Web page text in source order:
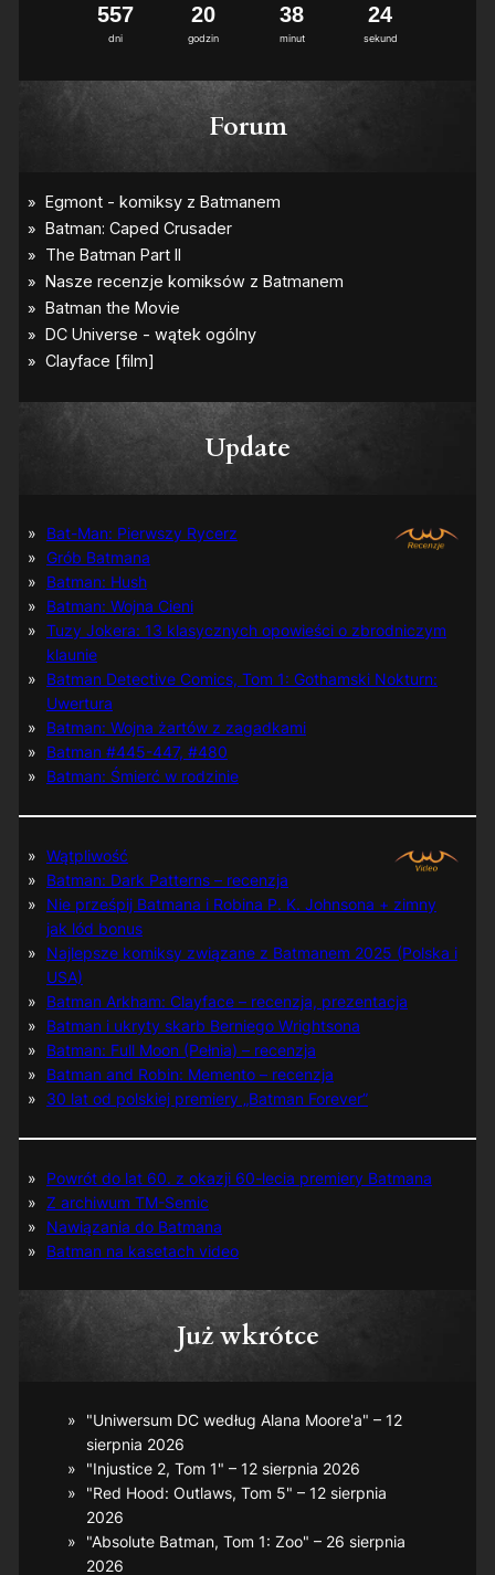
dni
557
godzin
20
minut
38
sekund
23
4
Forum
Update
Bat-Man: Pierwszy Rycerz
Grób Batmana
Batman: Hush
Batman: Wojna Cieni
Tuzy Jokera: 13 klasycznych opowieści o zbrodniczym
klaunie
Batman Detective Comics, Tom 1: Gothamski Nokturn:
Uwertura
Batman: Wojna żartów z zagadkami
Batman #445-447, #480
Batman: Śmierć w rodzinie
Wątpliwość
Batman: Dark Patterns – recenzja
Nie prześpij Batmana i Robina P. K. Johnsona + zimny
jak lód bonus
Najlepsze komiksy związane z Batmanem 2025 (Polska i
USA)
Batman Arkham: Clayface – recenzja, prezentacja
Batman i ukryty skarb Berniego Wrightsona
Batman: Full Moon (Pełnia) – recenzja
Batman and Robin: Memento – recenzja
30 lat od polskiej premiery „Batman Forever”
Powrót do lat 60. z okazji 60-lecia premiery Batmana
Z archiwum TM-Semic
Nawiązania do Batmana
Batman na kasetach video
Już wkrótce
"Uniwersum DC według Alana Moore'a" – 12
sierpnia 2026
"Injustice 2, Tom 1" – 12 sierpnia 2026
"Red Hood: Outlaws, Tom 5" – 12 sierpnia
2026
"Absolute Batman, Tom 1: Zoo" – 26 sierpnia
2026